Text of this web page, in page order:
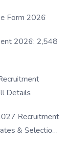
Form 2026
2026: 2,548
Details
Recruitment
& Selection